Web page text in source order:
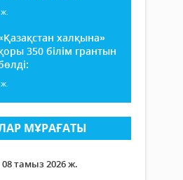
халқына»
350 білім грантын
МҰРАҒАТЫ
08 тамыз 2026 ж.